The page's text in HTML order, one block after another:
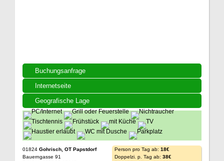
Buchungsanfrage
Internetseite
Geografische Lage
01824 Gohrisch, OT Papstdorf
Bauerngasse 91
Person pro Tag ab: 18€
Doppelzi. p. Tag ab: 38€